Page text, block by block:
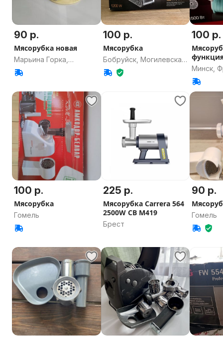
90 р.
Мясорубка новая
Марьина Горка,
Минская область
100 р.
Мясорубка
Бобруйск, Могилевская
область
100 р.
Минск,
100 р.
Мясорубка
Гомель
225 р.
Мясорубка Carrera 564
2500W CB M419
Брест
90 р.
Гомель